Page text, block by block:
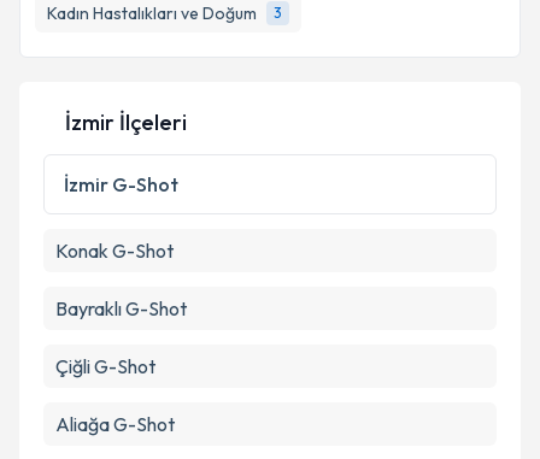
Kadın Hastalıkları ve Doğum
3
Kişisel verilerimin işlenmesine ilişkin
Metni'ni okudum ve kişisel verilerimin belirtilen
kapsamda işlenmesini kabul ediyorum.
İzmir İlçeleri
İzmir G-Shot
Konak G-Shot
BayraklıG-Shot
ÇiğliG-Shot
AliağaG-Shot